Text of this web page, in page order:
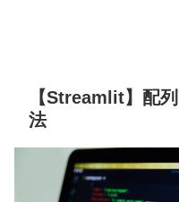
【Streamlit】配
法